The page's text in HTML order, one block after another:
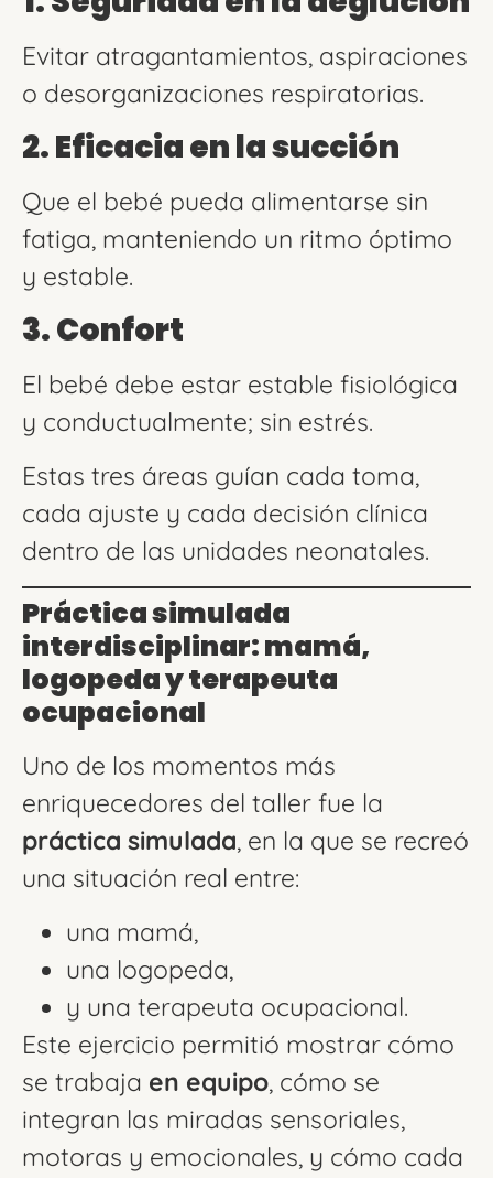
Evitar atragantamientos, aspiraciones
o desorganizaciones respiratorias.
2. Eficacia en la succión
Que el bebé pueda alimentarse sin
fatiga, manteniendo un ritmo óptimo
y estable.
3. Confort
El bebé debe estar estable fisiológica
y conductualmente; sin estrés.
Estas tres áreas guían cada toma,
cada ajuste y cada decisión clínica
dentro de las unidades neonatales.
Práctica simulada
interdisciplinar: mamá,
logopeda y terapeuta
ocupacional
Uno de los momentos más
enriquecedores del taller fue la
práctica simulada, en la que se recreó
una situación real entre:
una mamá,
una logopeda,
y una terapeuta ocupacional.
Este ejercicio permitió mostrar cómo
se trabaja en equipo, cómo se
integran las miradas sensoriales,
motoras y emocionales, y cómo cada